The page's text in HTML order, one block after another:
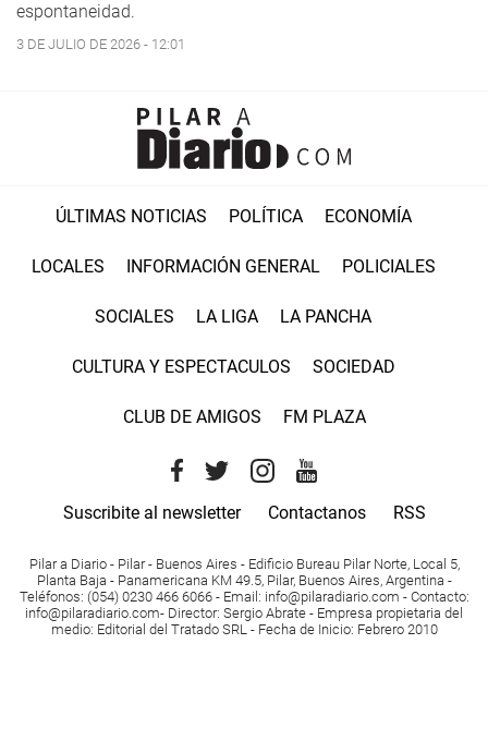
espontaneidad.
3 DE JULIO DE 2026 - 12:01
ÚLTIMAS NOTICIAS POLÍTICA ECONOMÍA
LOCALES INFORMACIÓN GENERAL POLICIALES
SOCIALES LA LIGA LA PANCHA
CULTURA Y ESPECTACULOS SOCIEDAD
CLUB DE AMIGOS FM PLAZA
Suscribite al newsletter Contactanos RSS
Pilar a Diario - Pilar - Buenos Aires - Edificio Bureau Pilar Norte, Local 5,
Planta Baja - Panamericana KM 49.5, Pilar, Buenos Aires, Argentina -
Teléfonos: (054) 0230 466 6066 - Email: info@pilaradiario.com - Contacto:
info@pilaradiario.com- Director: Sergio Abrate - Empresa propietaria del
medio: Editorial del Tratado SRL - Fecha de Inicio: Febrero 2010